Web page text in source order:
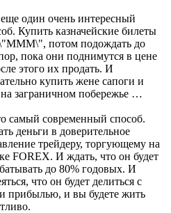
один очень интересный
Купить казначейские билеты
потом подождать до
пока они поднимутся в цене
этого их продать. И
купить жене сапоги и
заграничном побережье …
самый современный способ.
деньги в доверительное
трейдеру, торгующему на
FOREX. И ждать, что он будет
до 80% годовых. И
что он будет делиться с
прибылью, и вы будете жить